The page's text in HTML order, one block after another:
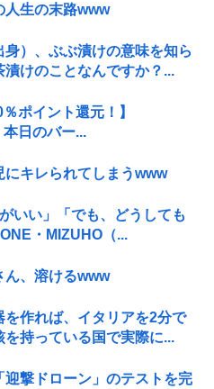
人生の末路www
身）、ぶぶ漬けの意味を知ら
けのことなんですか？...
ポイント還元！】
日のバー...
にキレられてしまうwww
いい」「でも、どうしても
・MIZUHO（...
ん、溶けるwww
を作れば、イタリアを2分で
持っている国で実際に...
撃ドローン」のテストを完